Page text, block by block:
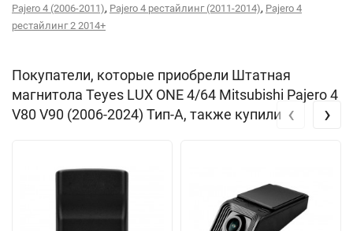
Pajero 4 (2006-2011), Pajero 4 рестайлинг (2011-2014), Pajero 4
рестайлинг 2 2014+
Покупатели, которые приобрели Штатная
магнитола Teyes LUX ONE 4/64 Mitsubishi Pajero 4
V80 V90 (2006-2024) Тип-A, также купили ‹ ›